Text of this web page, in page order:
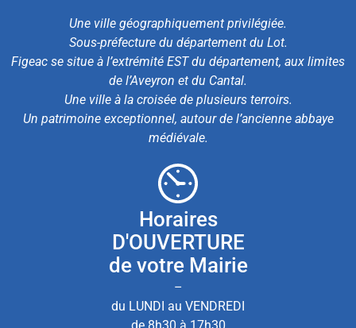
Une ville géographiquement privilégiée.
Sous-préfecture du département du Lot.
Figeac se situe à l’extrémité EST du département, aux limites
de l’Aveyron et du Cantal.
Une ville à la croisée de plusieurs terroirs.
Un patrimoine exceptionnel, autour de l’ancienne abbaye
médiévale.
Horaires
D'OUVERTURE
de votre Mairie
–
du LUNDI au VENDREDI